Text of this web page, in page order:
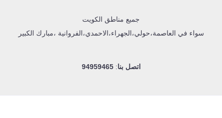
جميع مناطق الكويت
سواء في العاصمة،حولي،الجهراء،الاحمدي،الفروانية ،مبارك الكبير
اتصل بنا:
94959465